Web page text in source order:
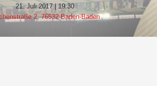
21. Juli 2017 | 19:30
2, 76532 Baden-Baden